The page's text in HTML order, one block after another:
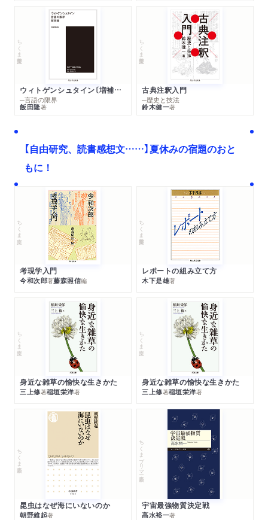
ちくま学芸文庫
ウィトゲンシュタイン〔増補新版〕
─言語の限界
飯田隆著
ちくま学芸文庫
古典注釈入門
─歴史と技法
鈴木健一著
【自由研究、読書感想文……】夏休みの宿題のおと
もに！
ちくま文庫
考現学入門
今和次郎著藤森照信編
ちくま学芸文庫
レポートの組み立て方
木下是雄著
ちくま文庫
身近な雑草の愉快な生きかた
三上修著稲垣栄洋著
ちくま文庫
身近な雑草の愉快な生きかた
三上修著稲垣栄洋著
ちくま新書
昆虫はなぜ海にいないのか
朝野維起著
ちくまプリマー新書
宇宙最強物質決定戦
高水裕一著